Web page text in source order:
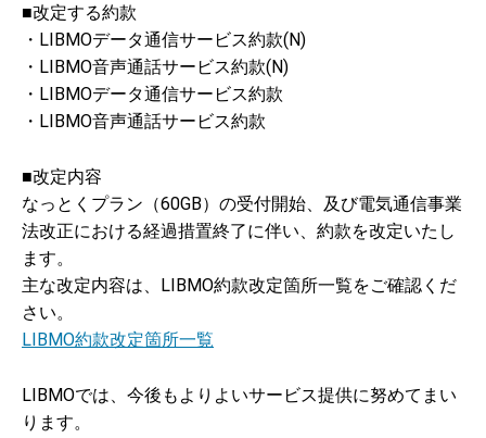
■改定する約款
・LIBMOデータ通信サービス約款(N)
・LIBMO音声通話サービス約款(N)
・LIBMOデータ通信サービス約款
・LIBMO音声通話サービス約款
■改定内容
なっとくプラン（60GB）の受付開始、及び電気通信事業
法改正における経過措置終了に伴い、約款を改定いたし
ます。
主な改定内容は、LIBMO約款改定箇所一覧をご確認くだ
さい。
LIBMO約款改定箇所一覧
LIBMOでは、今後もよりよいサービス提供に努めてまい
ります。